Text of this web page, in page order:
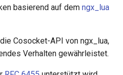
basierend auf dem ngx_lua
Cosocket-API von ngx_lua,
Verhalten gewährleistet.